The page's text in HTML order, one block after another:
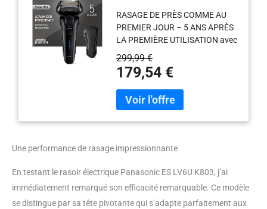
Rasoir Sans Fil Humide Et
Sec, Rasoir Électrique
Avec Nettoyage
Automatique, Tête De
Rasoir Flexible Et Capteur
De Barbe Réactif.
RASAGE DE PRÈS COMME AU
PREMIER JOUR – 5 ANS APRÈS
LA PREMIÈRE UTILISATION avec
des lames en acier inoxydable
Panasonic; Essai comparatif
entre des rasoirs vieillis
artificiellement et des rasoirs
neufs Panasonic; Pour plus
ACIER INOXYDABLE et feuille
rasage en douceur des peaux
sensibles, avec une friction
réduite de la peau à chaque
299,99 €
179,54 €
Une performance de rasage impressionnante
En testant le rasoir électrique Panasonic ES LV6U K803, j’ai
immédiatement remarqué son efficacité remarquable. Ce modèle
se distingue par sa tête pivotante qui s’adapte parfaitement aux